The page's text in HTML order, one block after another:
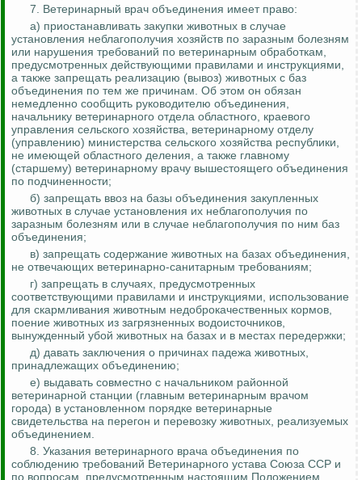
7. Ветеринарный врач объединения имеет право:
а) приостанавливать закупки животных в случае
установления неблагополучия хозяйств по заразным болезням
или нарушения требований по ветеринарным обработкам,
предусмотренных действующими правилами и инструкциями,
а также запрещать реализацию (вывоз) животных с баз
объединения по тем же причинам. Об этом он обязан
немедленно сообщить руководителю объединения,
начальнику ветеринарного отдела областного, краевого
управления сельского хозяйства, ветеринарному отделу
(управлению) министерства сельского хозяйства республики,
не имеющей областного деления, а также главному
(старшему) ветеринарному врачу вышестоящего объединения
по подчиненности;
б) запрещать ввоз на базы объединения закупленных
животных в случае установления их неблагополучия по
заразным болезням или в случае неблагополучия по ним баз
объединения;
в) запрещать содержание животных на базах объединения,
не отвечающих ветеринарно-санитарным требованиям;
г) запрещать в случаях, предусмотренных
соответствующими правилами и инструкциями, использование
для скармливания животным недоброкачественных кормов,
поение животных из загрязненных водоисточников,
вынужденный убой животных на базах и в местах передержки;
д) давать заключения о причинах падежа животных,
принадлежащих объединению;
е) выдавать совместно с начальником районной
ветеринарной станции (главным ветеринарным врачом
города) в установленном порядке ветеринарные
свидетельства на перегон и перевозку животных, реализуемых
объединением.
8. Указания ветеринарного врача объединения по
соблюдению требований Ветеринарного устава Союза ССР и
по вопросам, предусмотренным настоящим Положением,